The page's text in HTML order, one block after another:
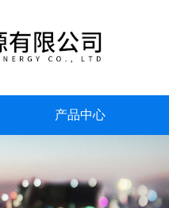
产品中心